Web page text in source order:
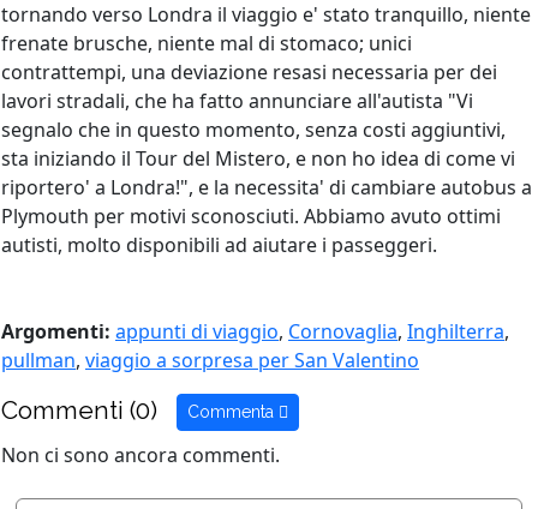
tornando verso Londra il viaggio e' stato tranquillo, niente
frenate brusche, niente mal di stomaco; unici
contrattempi, una deviazione resasi necessaria per dei
lavori stradali, che ha fatto annunciare all'autista "Vi
segnalo che in questo momento, senza costi aggiuntivi,
sta iniziando il Tour del Mistero, e non ho idea di come vi
riportero' a Londra!", e la necessita' di cambiare autobus a
Plymouth per motivi sconosciuti. Abbiamo avuto ottimi
autisti, molto disponibili ad aiutare i passeggeri.
Argomenti: appunti di viaggio, Cornovaglia, Inghilterra,
pullman, viaggio a sorpresa per San Valentino
Commenti (0) Commenta
Non ci sono ancora commenti.